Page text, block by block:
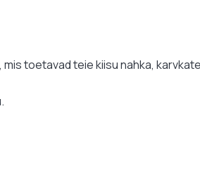
toetavad teie kiisu nahka,